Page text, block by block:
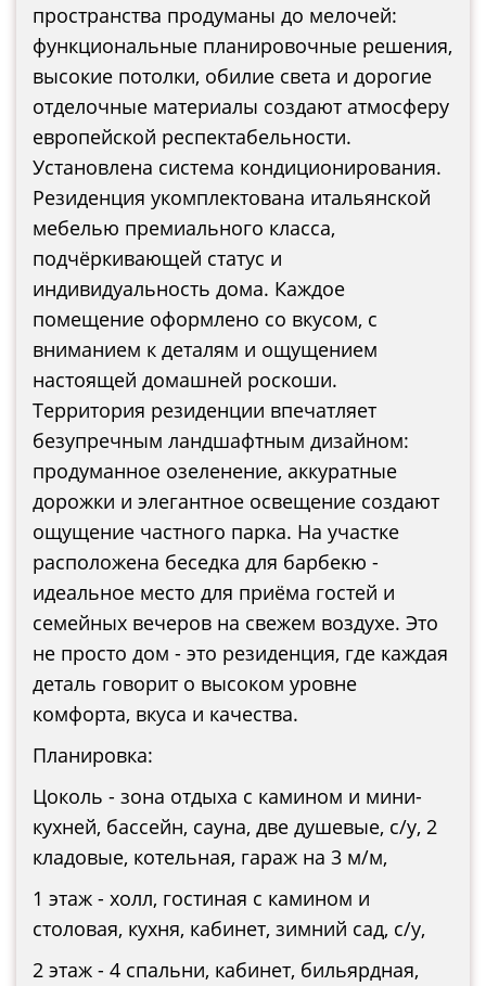
пространства продуманы до мелочей:
функциональные планировочные решения,
высокие потолки, обилие света и дорогие
отделочные материалы создают атмосферу
европейской респектабельности.
Установлена система кондиционирования.
Резиденция укомплектована итальянской
мебелью премиального класса,
подчёркивающей статус и
индивидуальность дома. Каждое
помещение оформлено со вкусом, с
вниманием к деталям и ощущением
настоящей домашней роскоши.
Территория резиденции впечатляет
безупречным ландшафтным дизайном:
продуманное озеленение, аккуратные
дорожки и элегантное освещение создают
ощущение частного парка. На участке
расположена беседка для барбекю -
идеальное место для приёма гостей и
семейных вечеров на свежем воздухе. Это
не просто дом - это резиденция, где каждая
деталь говорит о высоком уровне
комфорта, вкуса и качества.
Планировка:
Цоколь - зона отдыха с камином и мини-
кухней, бассейн, сауна, две душевые, с/у, 2
кладовые, котельная, гараж на 3 м/м,
1 этаж - холл, гостиная с камином и
столовая, кухня, кабинет, зимний сад, с/у,
2 этаж - 4 спальни, кабинет, бильярдная,